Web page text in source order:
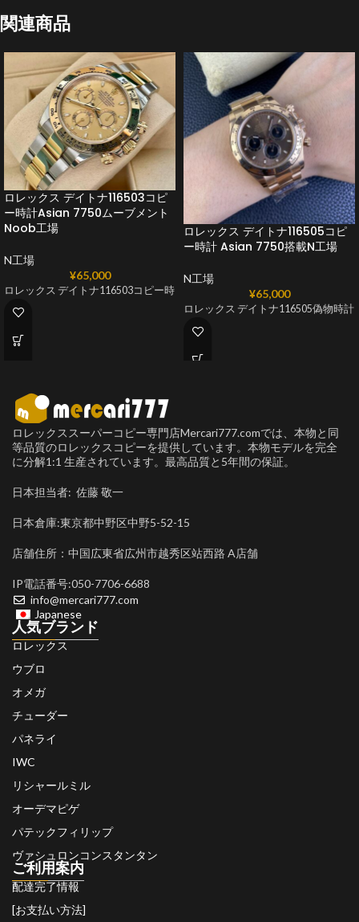
関連商品
ロレックス デイトナ116503コピ
ー時計Asian 7750ムーブメント
Noob工​​場
N工場
¥65,000
ロレックス デイトナ116503コピー時
ロレックス デイトナ116505コピ
ー時計 Asian 7750搭載N工​​場
N工場
¥65,000
ロレックス デイトナ116505偽物時計
ロレックススーパーコピー専門店Mercari777.comでは、本物と同
等品質のロレックスコピーを提供しています。本物モデルを完全
に分解1:1 生産されています。最高品質と5年間の保証。
日本担当者: 佐藤 敬一
日本倉庫:東京都中野区中野5-52-15
店舗住所：中国広東省広州市越秀区站西路 A店舗
IP電話番号:050-7706-6688
info@mercari777.com
Japanese
人気ブランド
ロレックス
ウブロ
オメガ
チューダー
パネライ
IWC
リシャールミル
オーデマピゲ
パテックフィリップ
ヴァシュロンコンスタンタン
ご利用案内
配達完了情報
[お支払い方法]